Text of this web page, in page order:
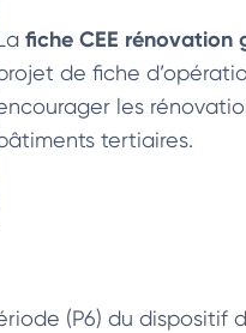
fiche CEE rénovation
de fiche
les
tertiaires.
(P6) du dispositif